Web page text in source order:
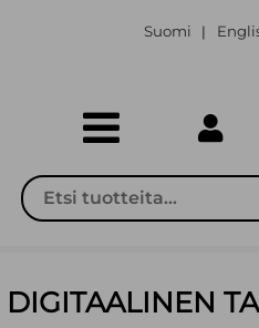
Suomi |
DIGITAALINEN